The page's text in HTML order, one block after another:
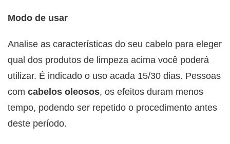
Modo de usar
Analise as características do seu cabelo para eleger
qual dos produtos de limpeza acima você poderá
utilizar. É indicado o uso acada 15/30 dias. Pessoas
com cabelos oleosos, os efeitos duram menos
tempo, podendo ser repetido o procedimento antes
deste período.